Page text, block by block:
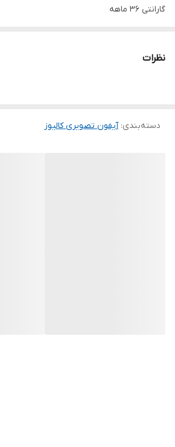
گارانتی 36 ماهه
امکان نصب در هر دوحالت چهار سیم و پنج سیم
نظرات
دسته‌بندی:آیفون تصویری کالیوز